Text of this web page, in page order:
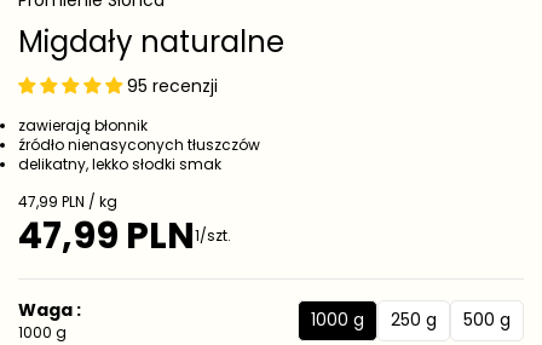
Migdały naturalne
95 recenzji
zawierają błonnik
źródło nienasyconych tłuszczów
delikatny, lekko słodki smak
Cena jednostkowa
47,99 PLN / kg
Cena regularna
47,99 PLN1/szt.
Waga :
1000 g 1000 g
1000 g 250 g
250 g 500 g
500 g